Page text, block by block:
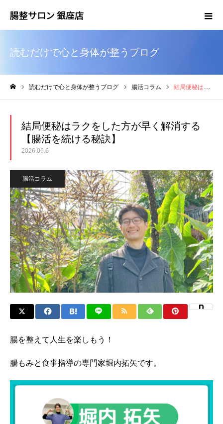
腸整サロン 銀座店
読むだけで心と身体が整うブログ
読むだけで心と身体が整うブログ 腸活コラム 結局便秘はラクをした方が早く解消する【腸活を続ける秘訣】
結局便秘はラクをした方が早く解消する
【腸活を続ける秘訣】
2026.06.6
腸活コラム
腸を整えて人生を楽しもう！
腸もみと食事指導の専門家堀内拓矢です。